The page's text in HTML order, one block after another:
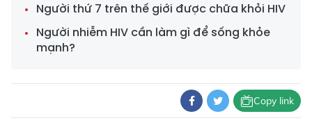
Người thứ 7 trên thế giới được chữa khỏi HIV
Người nhiễm HIV cần làm gì để sống khỏe
mạnh?
Copy link